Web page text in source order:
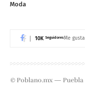
Moda
10K SeguidoresMe gusta
© Poblano.mx — Puebla